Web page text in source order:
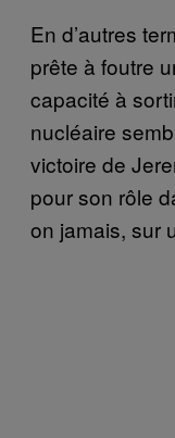
En d’autres
prête à foutre
capacité à
nucléaire
victoire de
pour son rôle
on jamais, sur